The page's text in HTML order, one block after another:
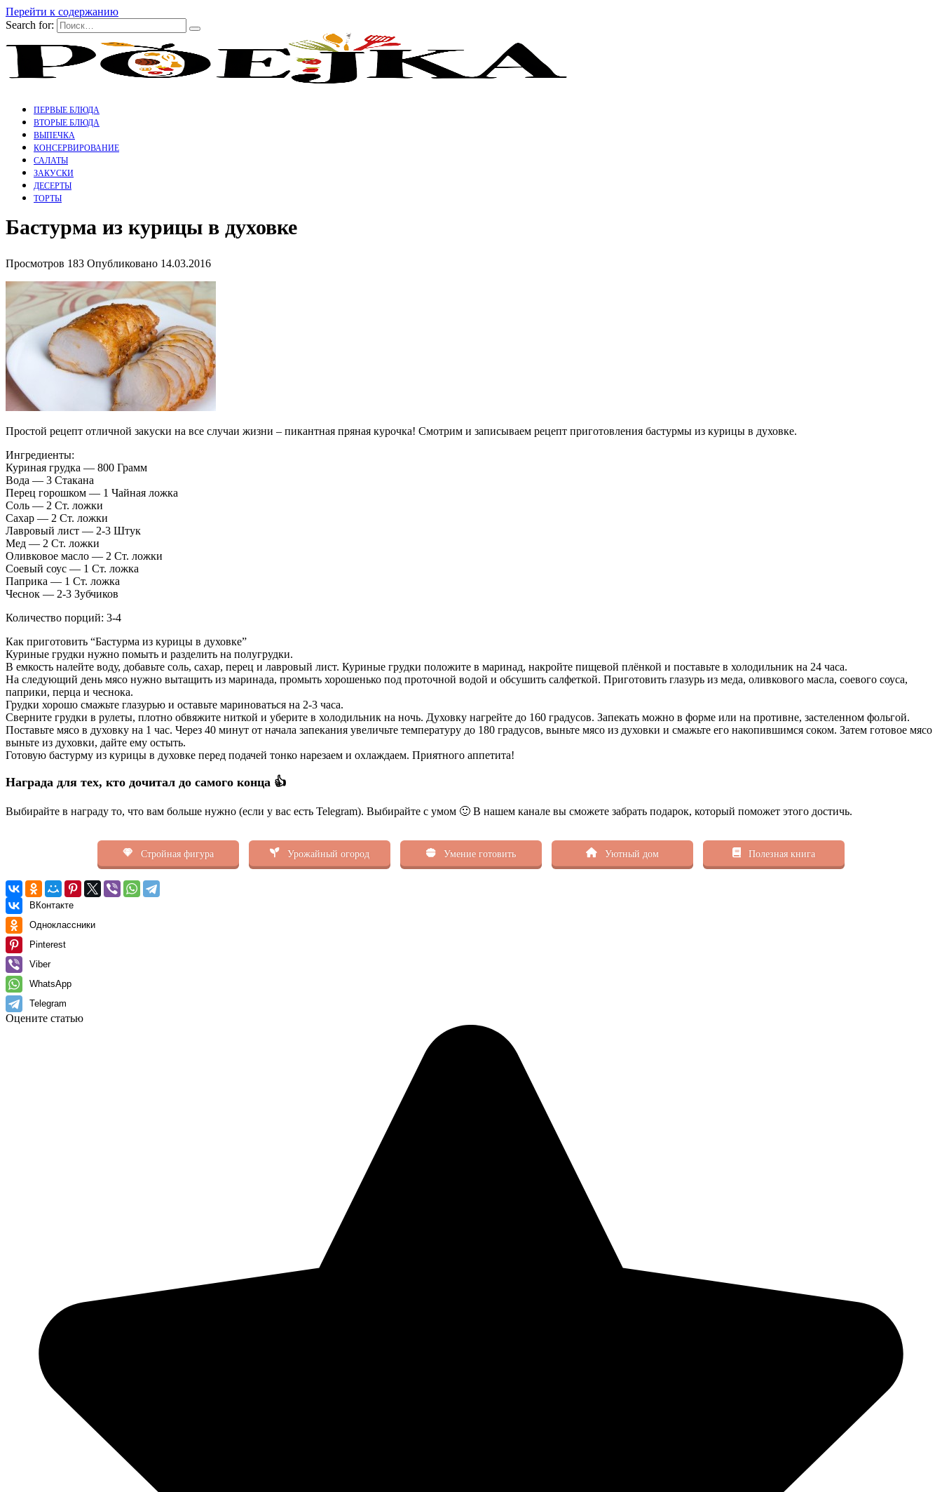
Перейти к содержанию
Search for:
ПЕРВЫЕ БЛЮДА
ВТОРЫЕ БЛЮДА
ВЫПЕЧКА
КОНСЕРВИРОВАНИЕ
САЛАТЫ
ЗАКУСКИ
ДЕСЕРТЫ
ТОРТЫ
Бастурма из курицы в духовке
Просмотров 183 Опубликовано 14.03.2016
Простой рецепт отличной закуски на все случаи жизни – пикантная пряная курочка! Смотрим и записываем рецепт приготовления бастурмы из курицы в духовке.
Ингредиенты:
Куриная грудка — 800 Грамм
Вода — 3 Стакана
Перец горошком — 1 Чайная ложка
Соль — 2 Ст. ложки
Сахар — 2 Ст. ложки
Лавровый лист — 2-3 Штук
Мед — 2 Ст. ложки
Оливковое масло — 2 Ст. ложки
Соевый соус — 1 Ст. ложка
Паприка — 1 Ст. ложка
Чеснок — 2-3 Зубчиков
Количество порций: 3-4
Как приготовить “Бастурма из курицы в духовке”
Куриные грудки нужно помыть и разделить на полугрудки.
В емкость налейте воду, добавьте соль, сахар, перец и лавровый лист. Куриные грудки положите в маринад, накройте пищевой плёнкой и поставьте в холодильник на 24 часа.
На следующий день мясо нужно вытащить из маринада, промыть хорошенько под проточной водой и обсушить салфеткой. Приготовить глазурь из меда, оливкового масла, соевого соуса,
паприки, перца и чеснока.
Грудки хорошо смажьте глазурью и оставьте мариноваться на 2-3 часа.
Сверните грудки в рулеты, плотно обвяжите ниткой и уберите в холодильник на ночь. Духовку нагрейте до 160 градусов. Запекать можно в форме или на противне, застеленном фольгой.
Поставьте мясо в духовку на 1 час. Через 40 минут от начала запекания увеличьте температуру до 180 градусов, выньте мясо из духовки и смажьте его накопившимся соком. Затем готовое мясо
выньте из духовки, дайте ему остыть.
Готовую бастурму из курицы в духовке перед подачей тонко нарезаем и охлаждаем. Приятного аппетита!
Награда для тех, кто дочитал до самого конца 👍
Выбирайте в награду то, что вам больше нужно (если у вас есть Telegram). Выбирайте с умом 🙂 В нашем канале вы сможете забрать подарок, который поможет этого достичь.
Стройная фигура Урожайный огород Умение готовить Уютный дом Полезная книга
ВКонтакте
Одноклассники
Pinterest
Viber
WhatsApp
Telegram
Оцените статью